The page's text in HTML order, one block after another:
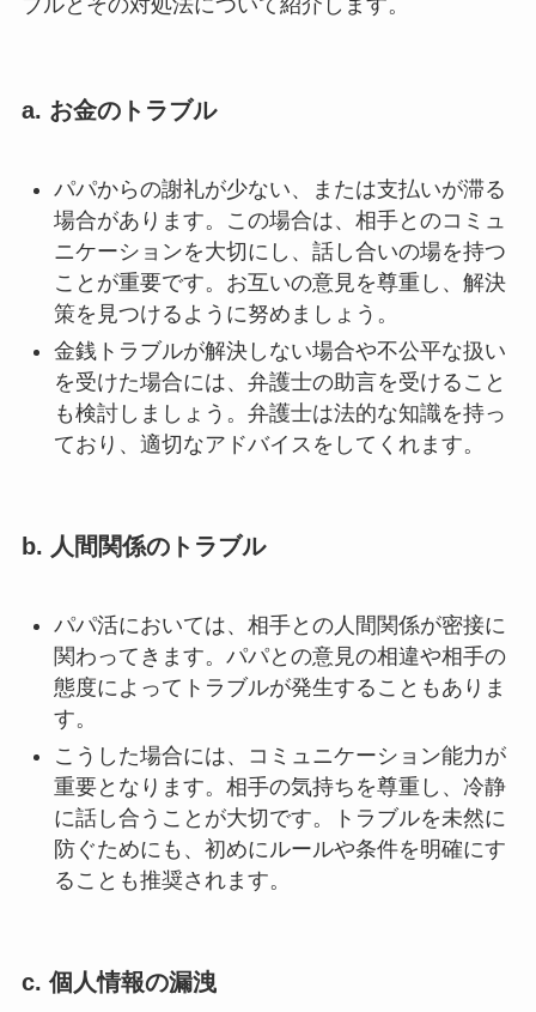
a. お金のトラブル
パパからの謝礼が少ない、または支払いが滞る
場合があります。この場合は、相手とのコミュ
ニケーションを大切にし、話し合いの場を持つ
ことが重要です。お互いの意見を尊重し、解決
策を見つけるように努めましょう。
金銭トラブルが解決しない場合や不公平な扱い
を受けた場合には、弁護士の助言を受けること
も検討しましょう。弁護士は法的な知識を持っ
ており、適切なアドバイスをしてくれます。
b. 人間関係のトラブル
パパ活においては、相手との人間関係が密接に
関わってきます。パパとの意見の相違や相手の
態度によってトラブルが発生することもありま
す。
こうした場合には、コミュニケーション能力が
重要となります。相手の気持ちを尊重し、冷静
に話し合うことが大切です。トラブルを未然に
防ぐためにも、初めにルールや条件を明確にす
ることも推奨されます。
c. 個人情報の漏洩